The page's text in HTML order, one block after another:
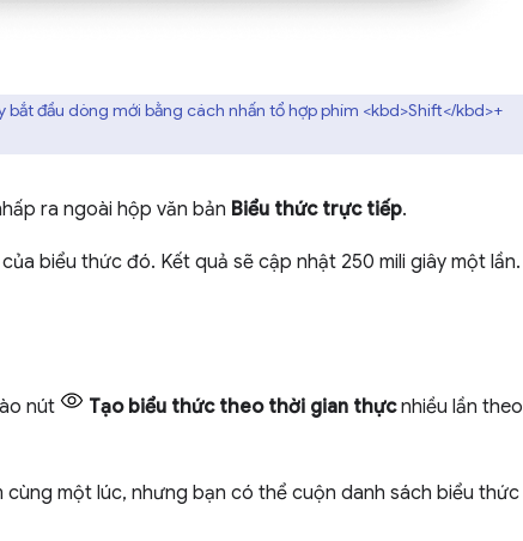
đầu dòng mới bằng cách nhấn tổ hợp phím <kbd>Shift</kbd>+
ra ngoài hộp văn bản Biểu thức trực tiếp.
biểu thức đó. Kết quả sẽ cập nhật 250 mili giây một lần.
nút Tạo biểu thức theo thời gian thựcnhiều lần theo
một lúc, nhưng bạn có thể cuộn danh sách biểu thức